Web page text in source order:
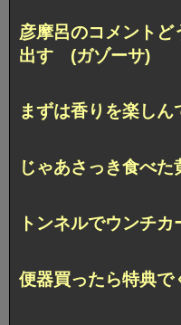
彦摩呂のコメントど
出す (ガゾーサ)
まずは香りを楽し
じゃあさっき食べ
トンネルでウンチ
便器買ったら特典